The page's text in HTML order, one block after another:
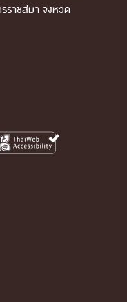
ราชสีมา จังหวัด